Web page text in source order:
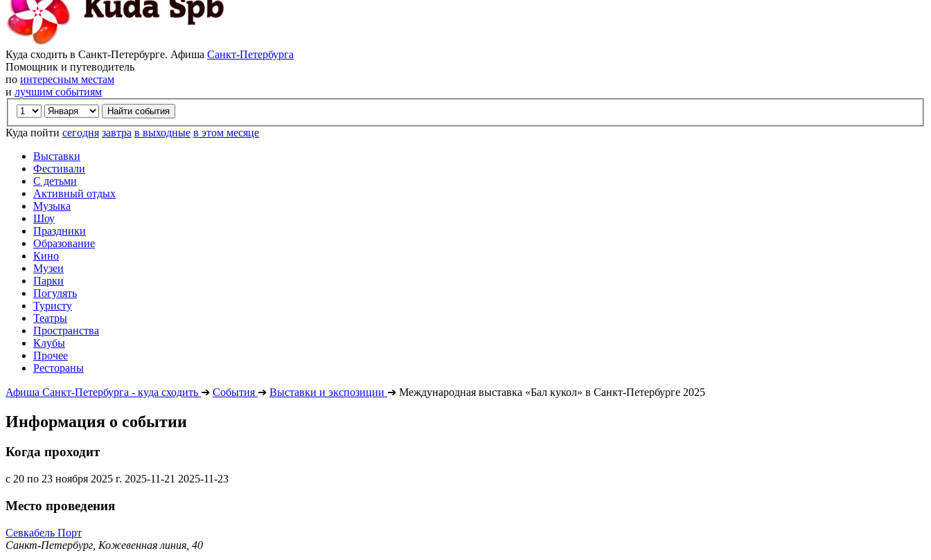
Куда сходить в Санкт-Петербурге. Афиша Санкт-Петербурга
Помощник и путеводитель
по интересным местам
и лучшим событиям
Куда пойти сегодня завтра в выходные в этом месяце
Выставки
Фестивали
С детьми
Активный отдых
Музыка
Шоу
Праздники
Образование
Кино
Музеи
Парки
Погулять
Туристу
Театры
Пространства
Клубы
Прочее
Рестораны
Афиша Санкт-Петербурга - куда сходить ➔ События ➔ Выставки и экспозиции ➔ Международная выставка «Бал кукол» в Санкт-Петербурге 2025
Информация о событии
Когда проходит
с 20 по 23 ноября 2025 г. 2025-11-21 2025-11-23
Место проведения
Севкабель Порт
Санкт-Петербург, Кожевенная линия, 40